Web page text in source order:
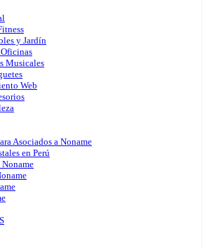
y Jardín
Musicales
Web
Asociados a Noname
en Perú